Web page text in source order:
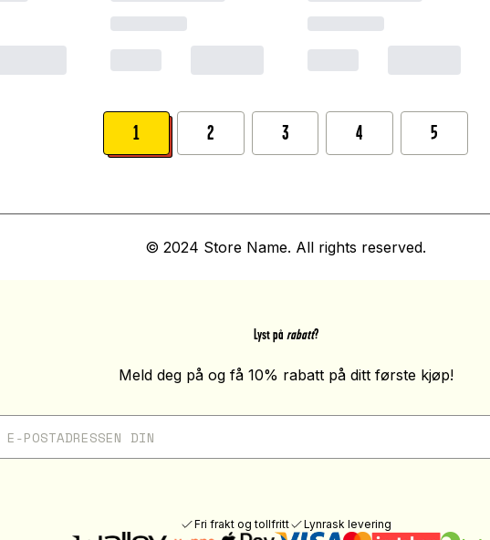
1 2 3 4 5
© 2024 Store Name. All rights reserved.
Lyst på rabatt?
Meld deg på og få 10% rabatt på ditt første kjøp!
Fri frakt og tollfritt Lynrask levering